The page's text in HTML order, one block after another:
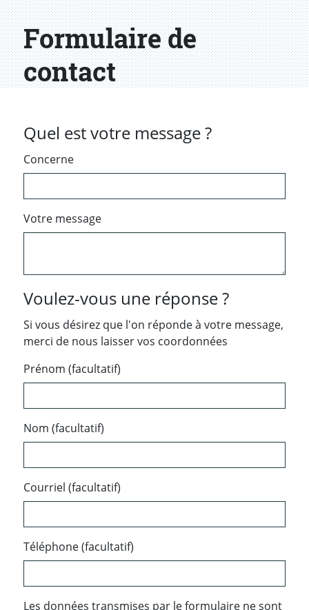
Formulaire de
contact
Quel est votre message ?
Concerne
Votre message
Voulez-vous une réponse ?
Si vous désirez que l'on réponde à votre message,
merci de nous laisser vos coordonnées
Prénom (facultatif)
Nom (facultatif)
Courriel (facultatif)
Téléphone (facultatif)
Les données transmises par le formulaire ne sont